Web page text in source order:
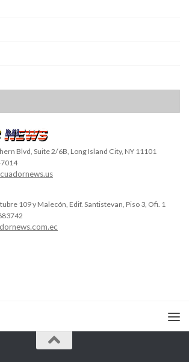
Blvd, Suite 2/6B, Long Island City, NY 11101
109 y Malecón, Edif. Santistevan, Piso 3, Ofi. 1